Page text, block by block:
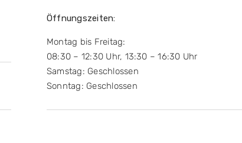
Öffnungszeiten:
Montag bis Freitag:
08:30 – 12:30 Uhr, 13:30 – 16:30 Uhr
Samstag: Geschlossen
Sonntag: Geschlossen